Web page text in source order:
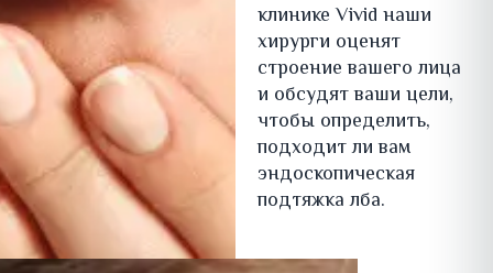
клинике Vivid наши
хирурги оценят
строение вашего лица
и обсудят ваши цели,
чтобы определить,
подходит ли вам
эндоскопическая
подтяжка лба.